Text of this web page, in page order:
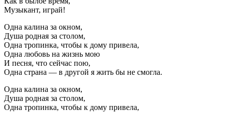
Музыкант, играй!
Одна калина за окном,
Душа родная за столом,
Одна тропинка, чтобы к дому привела,
Одна любовь на жизнь мою
И песня, что сейчас пою,
Одна страна — в другой я жить бы не смогла.
Одна калина за окном,
Душа родная за столом,
Одна тропинка, чтобы к дому привела,